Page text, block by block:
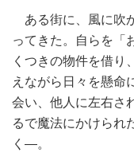
ある街に、風に吹
ってきた。自らを「
くつきの物件を借り
えながら日々を懸命
会い、他人に左右さ
るで魔法にかけられ
く―。